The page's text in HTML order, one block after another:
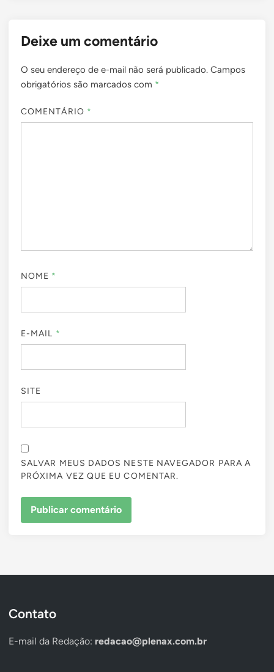
Deixe um comentário
O seu endereço de e-mail não será publicado. Campos
obrigatórios são marcados com *
COMENTÁRIO *
NOME *
E-MAIL *
SITE
SALVAR MEUS DADOS NESTE NAVEGADOR PARA A
PRÓXIMA VEZ QUE EU COMENTAR.
Contato
E-mail da Redação: redacao@plenax.com.br